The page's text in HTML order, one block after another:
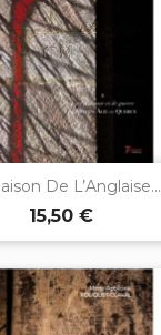
De L’Anglaise...
15,50 €